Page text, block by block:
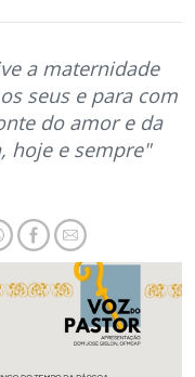
a maternidade
seus e para com
do amor e da
hoje e sempre"